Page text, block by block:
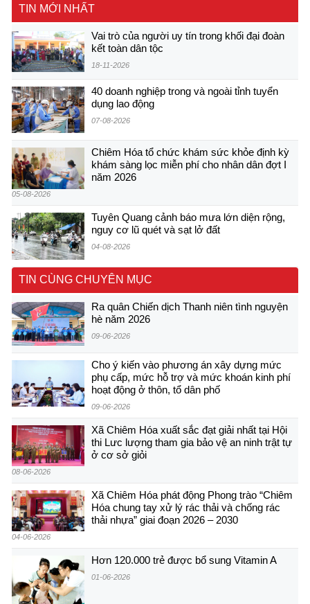
TIN MỚI NHẤT
Vai trò của người uy tín trong khối đại đoàn
kết toàn dân tộc
18-11-2026
40 doanh nghiệp trong và ngoài tỉnh tuyển
dụng lao động
07-08-2026
Chiêm Hóa tổ chức khám sức khỏe định kỳ
khám sàng lọc miễn phí cho nhân dân đợt I
năm 2026
05-08-2026
Tuyên Quang cảnh báo mưa lớn diện rộng,
nguy cơ lũ quét và sạt lở đất
04-08-2026
TIN CÙNG CHUYÊN MỤC
Ra quân Chiến dịch Thanh niên tình nguyện
hè năm 2026
09-06-2026
Cho ý kiến vào phương án xây dựng mức
phụ cấp, mức hỗ trợ và mức khoán kinh phí
hoạt động ở thôn, tổ dân phố
09-06-2026
Xã Chiêm Hóa xuất sắc đạt giải nhất tại Hội
thi Lưc lượng tham gia bảo vệ an ninh trật tự
ở cơ sở giỏi
08-06-2026
Xã Chiêm Hóa phát động Phong trào “Chiêm
Hóa chung tay xử lý rác thải và chống rác
thải nhựa” giai đoạn 2026 – 2030
04-06-2026
Hơn 120.000 trẻ được bổ sung Vitamin A
01-06-2026